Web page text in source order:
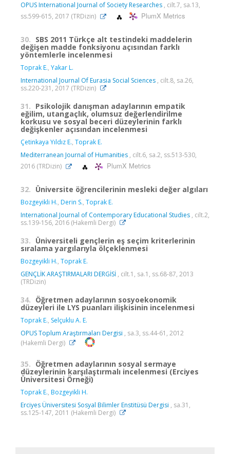
OPUS International Journal of Society Researches , cilt.7, sa.13,
ss.599-615, 2017 (TRDizin)
PlumX Metrics
30. SBS 2011 Türkçe alt testindeki maddelerin
değişen madde fonksiyonu açısından farklı
yöntemlerle incelenmesi
Toprak E., Yakar L.
International Journal Of Eurasia Social Sciences , cilt.8, sa.26,
ss.220-231, 2017 (TRDizin)
31. Psikolojik danışman adaylarının empatik
eğilim, utangaçlık, olumsuz değerlendirilme
korkusu ve sosyal beceri düzeylerinin farklı
değişkenler açısından incelenmesi
Çetinkaya Yıldız E., Toprak E.
Mediterranean Journal of Humanities , cilt.6, sa.2, ss.513-530,
2016 (TRDizin)
PlumX Metrics
32. Üniversite öğrencilerinin mesleki değer algıları
Bozgeyikli H., Derin S., Toprak E.
International Journal of Contemporary Educational Studies , cilt.2,
ss.139-156, 2016 (Hakemli Dergi)
33. Üniversiteli gençlerin eş seçim kriterlerinin
sıralama yargılarıyla ölçeklenmesi
Bozgeyikli H., Toprak E.
GENÇLİK ARAŞTIRMALARI DERGİSİ , cilt.1, sa.1, ss.68-87, 2013
(TRDizin)
34. Öğretmen adaylarının sosyoekonomik
düzeyleri ile LYS puanları ilişkisinin incelenmesi
Toprak E., Selçuklu A. E.
OPUS Toplum Araştırmaları Dergisi , sa.3, ss.44-61, 2012
(Hakemli Dergi)
35. Öğretmen adaylarının sosyal sermaye
düzeylerinin karşılaştırmalı incelenmesi (Erciyes
Üniversitesi Örneği)
Toprak E., Bozgeyikli H.
Erciyes Üniversitesi Sosyal Bilimler Enstitüsü Dergisi , sa.31,
ss.125-147, 2011 (Hakemli Dergi)